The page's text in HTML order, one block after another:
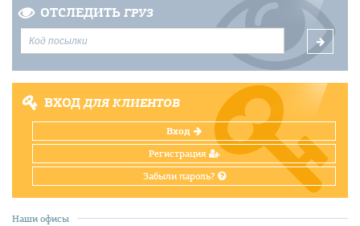
ОТСЛЕДИТЬ ГРУЗ
ВХОДДЛЯ КЛИЕНТОВ
Вход
Регистрация
Забыли пароль?
Наши офисы